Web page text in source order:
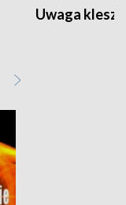
Uwaga